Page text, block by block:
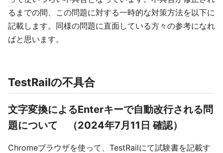
るまでの間、この問題に対する一時的な対策方法を以下に
記載します。同様の問題に直面している方々の参考になれ
ばと思います。
TestRailの不具合
文字変換によるEnterキーで自動改行される問
題について （2024年7月11日 確認）
Chromeブラウザを使って、TestRailにて試験書を記載す